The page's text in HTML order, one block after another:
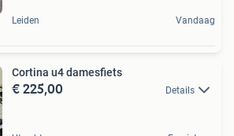
Leiden Vandaag
Cortina u4 damesfiets
€ 225,00 Details